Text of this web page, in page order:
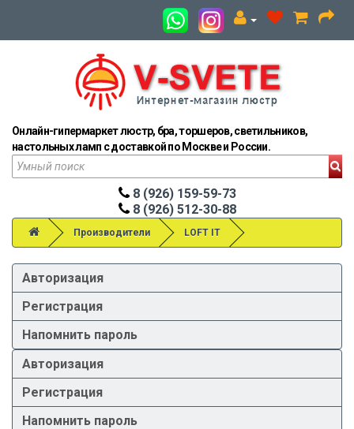
Онлайн-гипермаркет люстр, бра, торшеров, светильников,
настольных ламп с доставкой по Москве и России.
8 (926) 159-59-73
8 (926) 512-30-88
Производители LOFT IT
Авторизация
Регистрация
Напомнить пароль
Авторизация
Регистрация
Напомнить пароль